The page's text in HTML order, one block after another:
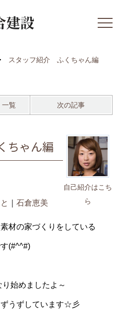
スタッフ紹介 ふくちゃん編
一覧 次の記事
自己紹介はこち
ら
ちゃん編
石倉恵美
材の家づくりをしている
(#^^#)
始めましたよ～
うずしています☆彡